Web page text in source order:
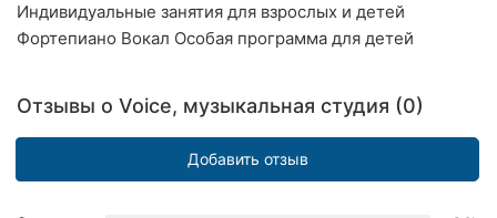
Одесса
Индивидуальные занятия для взрослых и детей
Фортепиано Вокал Особая программа для детей
Отзывы о Voice, музыкальная студия (0)
Добавить отзыв